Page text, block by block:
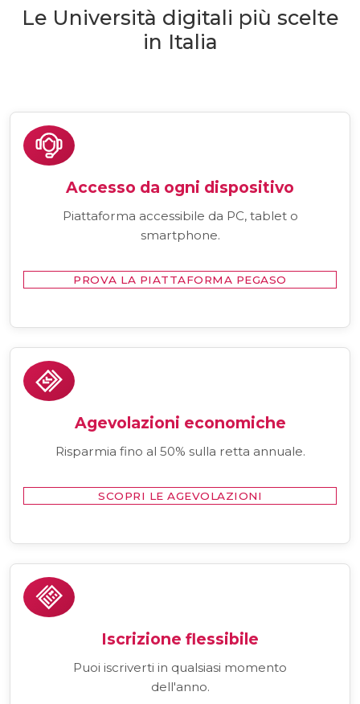
Le Università digitali più scelte
in Italia
Accesso da ogni dispositivo
Piattaforma accessibile da PC, tablet o
smartphone.
PROVA LA PIATTAFORMA PEGASO
Agevolazioni economiche
Risparmia fino al 50% sulla retta annuale.
SCOPRI LE AGEVOLAZIONI
Iscrizione flessibile
Puoi iscriverti in qualsiasi momento
dell'anno.